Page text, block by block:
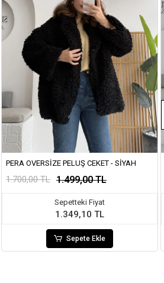
PERA OVERSIZE PELUŞ CEKET - SIYAH
1.700,00 TL 1.499,00 TL
Sepetteki Fiyat
1.349,10 TL
Sepete Ekle